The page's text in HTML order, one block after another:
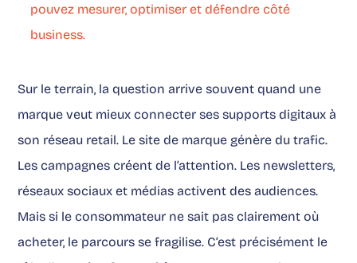
pouvez mesurer, optimiser et défendre côté
business.
Sur le terrain, la question arrive souvent quand une
marque veut mieux connecter ses supports digitaux à
son réseau retail. Le site de marque génère du trafic.
Les campagnes créent de l’attention. Les newsletters,
réseaux sociaux et médias activent des audiences.
Mais si le consommateur ne sait pas clairement où
acheter, le parcours se fragilise. C’est précisément le